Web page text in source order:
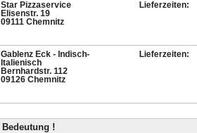
Star Pizzaservice
Elisenstr. 19
09111 Chemnitz
Lieferzeiten:
Gablenz Eck - Indisch-
Italienisch
Bernhardstr. 112
09126 Chemnitz
Lieferzeiten:
!